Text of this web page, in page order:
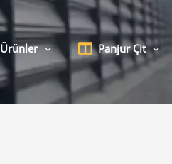
Ürünler Panjur Çit